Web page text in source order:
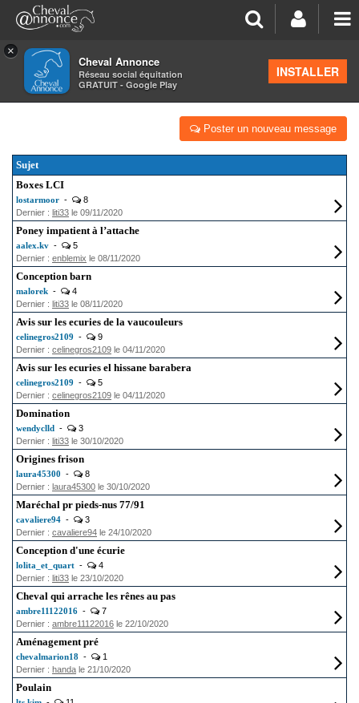
×
Cheval Annonce
Réseau social équitation
GRATUIT - Google Play
INSTALLER
AVIS ÉQUESTRES
Poster un nouveau message
Sujet
Boxes LCI
lostarmoor -
8
Dernier : liti33 le 09/11/2020
Poney impatient à l’attache
aalex.kv -
5
Dernier : enblemix le 08/11/2020
Conception barn
malorek -
4
Dernier : liti33 le 08/11/2020
Avis sur les ecuries de la vaucouleurs
celinegros2109 -
9
Dernier : celinegros2109 le 04/11/2020
Avis sur les ecuries el hissane barabera
celinegros2109 -
5
Dernier : celinegros2109 le 04/11/2020
Domination
wendyclld -
3
Dernier : liti33 le 30/10/2020
Origines frison
laura45300 -
8
Dernier : laura45300 le 30/10/2020
Maréchal pr pieds-nus 77/91
cavaliere94 -
3
Dernier : cavaliere94 le 24/10/2020
Conception d'une écurie
lolita_et_quart -
4
Dernier : liti33 le 23/10/2020
Cheval qui arrache les rênes au pas
ambre11122016 -
7
Dernier : ambre11122016 le 22/10/2020
Aménagement pré
chevalmarion18 -
1
Dernier : handa le 21/10/2020
Poulain